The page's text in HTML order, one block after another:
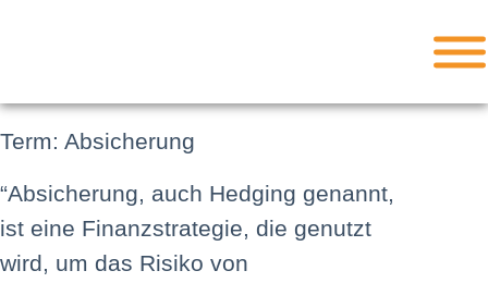
Term: Absicherung
“Absicherung, auch Hedging genannt,
ist eine Finanzstrategie, die genutzt
wird, um das Risiko von